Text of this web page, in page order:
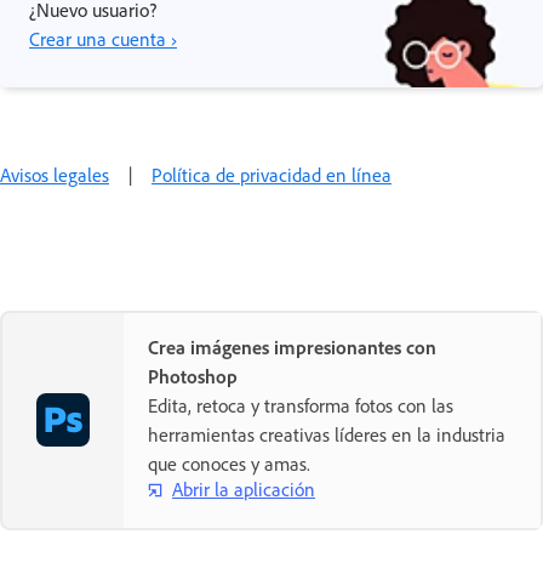
¿Nuevo usuario?
Crear una cuenta ›
Avisos legales | Política de privacidad en línea
Crea imágenes impresionantes con
Photoshop
Edita, retoca y transforma fotos con las
herramientas creativas líderes en la industria
que conoces y amas.
Abrir la aplicación